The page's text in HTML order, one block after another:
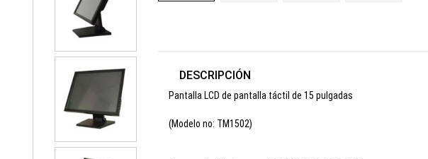
DESCRIPCIÓN
Pantalla LCD de pantalla táctil de 15 pulgadas
(Modelo no: TM1502)